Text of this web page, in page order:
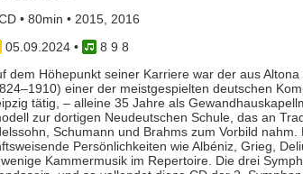
• 80min • 2015, 2016
05.09.2024•
8 9 8
dem Höhepunkt seiner Karriere war der aus
einer der meistgespielten deutschen
tätig, – alleine 35 Jahre als
zur dortigen Neudeutschen Schule, das an
Schumann und Brahms zum Vorbild
Persönlichkeiten wie Albéniz, Grieg,
Kammermusik im Repertoire. Die drei